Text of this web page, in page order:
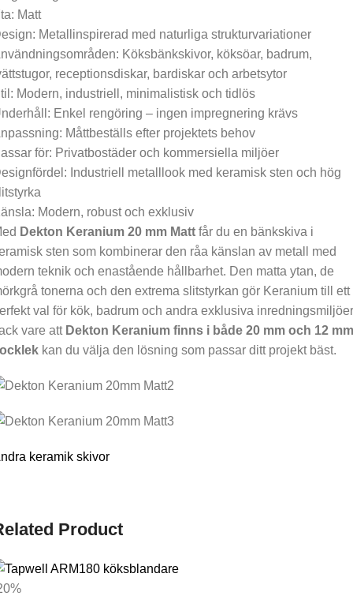
Matt
Metallinspirerad med naturliga strukturvariationer
Köksbänkskivor, köksöar, badrum,
receptionsdiskar, bardiskar och arbetsytor
Modern, industriell, minimalistisk och tidlös
Enkel rengöring – ingen impregnering krävs
Måttbeställs efter projektets behov
för: Privatbostäder och kommersiella miljöer
Industriell metalllook med keramisk sten och hög
Modern, robust och exklusiv
Dekton Keranium 20 mm Matt får du en bänkskiva i
sten som kombinerar den råa känslan av metall med
teknik och enastående hållbarhet. Den matta ytan, de
tonerna och den extrema slitstyrkan gör Keranium till ett
val för kök, badrum och andra exklusiva
vare att Dekton Keranium finns i både 20 mm och 12 mm
kan du välja den lösning som passar ditt projekt bäst.
keramik skivor
Product